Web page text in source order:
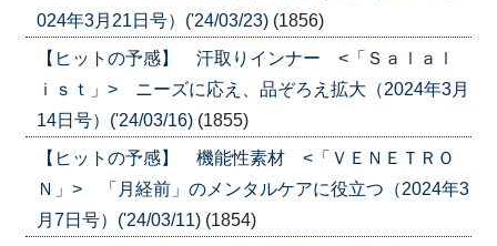
024年3月21日号）('24/03/23) (1856)
【ヒットの予感】 汗取りインナー <「Ｓａｌａｌ
ｉｓｔ」> ニーズに応え、品ぞろえ拡大（2024年3月
14日号）('24/03/16) (1855)
【ヒットの予感】 機能性素材 <「ＶＥＮＥＴＲＯ
Ｎ」> 「月経前」のメンタルケアに役立つ（2024年3
月7日号）('24/03/11) (1854)